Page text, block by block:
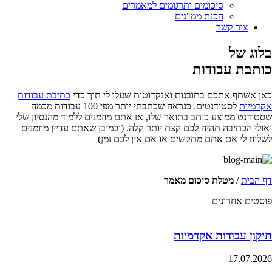
סיכומים ותרגומים למאמרים
הכנת ממ"נים
צור קשר
בלוג של
כותבת עבודות
כאן אשתף אתכם בתובנות ואנקדוטות שעלו לי תוך כדי כתיבת עבודות
אקדמיות
לסטודנטים. כנראה שכתבתי יותר מפי 100 עבודות מכמה
שסטודנט ממוצע כותב בתואר שלו, אז אתם מוזמנים ללמוד מהנסיון שלי
ואולי הכתיבה תהיה לכם קצת יותר קלה. (וכמובן שאתם עדיין מוזמנים
לשלוח לי אם אתם מתקשים או אם אין לכם זמן)
דף הבית/ מטלת סיכום מאמר
פוסטים אחרונים
תיקון עבודות אקדמיות
17.07.2026